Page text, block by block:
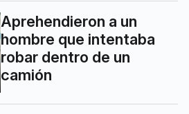
Aprehendieron a un
hombre que intentaba
robar dentro de un
camión